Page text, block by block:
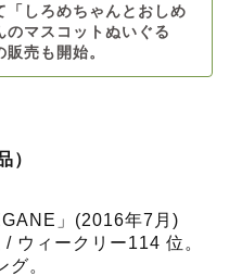
「しろめちゃんとおしめ
のマスコットぬいぐる
販売も開始。
）
」(2016年7月)
ウィークリー114 位。
。